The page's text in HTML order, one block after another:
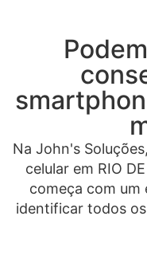
Na John's
celular em RIO
começa com um
identificar todos